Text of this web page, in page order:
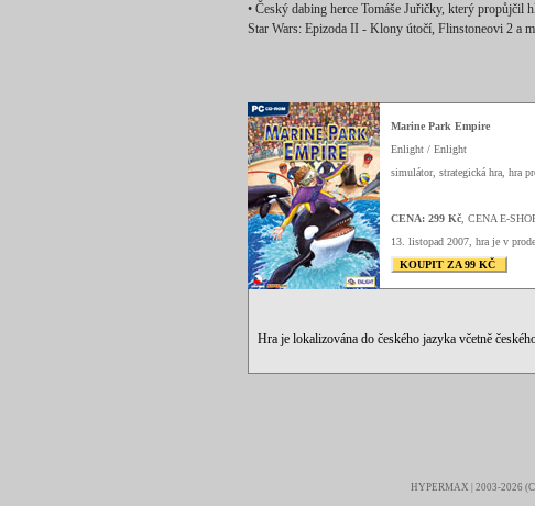
• Český dabing herce Tomáše Juřičky, který propůjčil
Star Wars: Epizoda II - Klony útočí, Flinstoneovi 2 a
Marine Park Empire
Enlight / Enlight
simulátor, strategická hra, hra
CENA: 299 Kč , CENA E-
13. listopad 2007, hra je v
KOUPIT ZA 99 KČ
Hra je lokalizována do českého jazyka včetně
HYPERMAX | 2003-2026